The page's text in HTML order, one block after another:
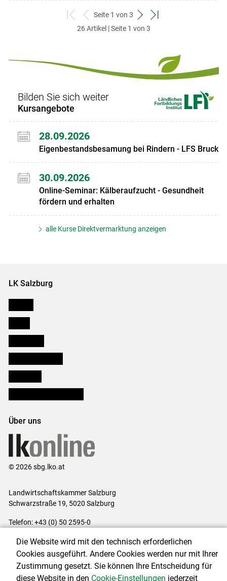
zum
ersten
zurück
zum
Seite 1 von 3
weiter
zum
zum
26 Artikel | Seite 1 von 3
Bilden Sie sich weiter
Kursangebote
28.09.2026
Eigenbestandsbesamung bei Rindern - LFS Bruck
30.09.2026
Online-Seminar: Kälberaufzucht - Gesundheit
fördern und erhalten
alle Kurse Direktvermarktung anzeigen
LK Salzburg
Über uns
© 2026 sbg.lko.at
Landwirtschaftskammer Salzburg
Schwarzstraße 19, 5020 Salzburg
Telefon: +43 (0) 50 2595-0
Impressum|Kontakt|Datenschutzerklärung|Barrierefreiheit|
Cookie-Einstellungen
Die Website wird mit den technisch erforderlichen
Cookies ausgeführt. Andere Cookies werden nur mit Ihrer
Zustimmung gesetzt. Sie können Ihre Entscheidung für
diese Website in den Cookie-Einstellungen jederzeit